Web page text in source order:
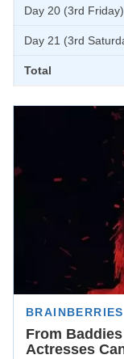
Day 20 (3rd Friday)
Day 21 (3rd
Total